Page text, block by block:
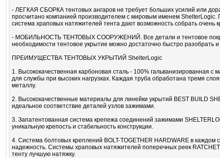
- ЛЕГКАЯ СБОРКА тентовых ангаров не требует больших усилий или
просчитано компанией производителем с мировым именем
система храповых натяжителей тента дают возможность собрать очень
- МОБИЛЬНОСТЬ ТЕНТОВЫХ СООРУЖЕНИЙ. Все детали и тентовое
необходимости тентовое укрытие можно достаточно быстро разобрать и
ПРЕИМУЩЕСТВА ТЕНТОВЫХ УКРЫТИЙ ShelterLogic
1. Высококачественная карбоновая сталь - 100% гальванизированная
для службы при высоких нагрузках. Каждая труба обработана тремя
металлу.
2. Высококачественные материалы для линейки укрытий BEST BUILD
идеальное соответствие деталей узлов зажимами.
3. Запатентованная система крепежа соединений зажимами
уникальную крепость и стабильность конструкции.
4. Система болтовых креплений BOLT-TOGETHER HARDWARE в
надежность. Системы храповых натяжителей поперечных реек
тенту лучшую натяжку.